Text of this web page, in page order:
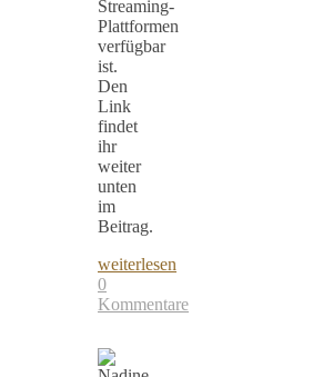
Streaming-
Plattformen
verfügbar
ist.
Den
Link
findet
ihr
weiter
unten
im
Beitrag.
weiterlesen
0
Kommentare